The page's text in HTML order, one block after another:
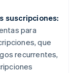
suscripciones:
para
que
recurrentes,